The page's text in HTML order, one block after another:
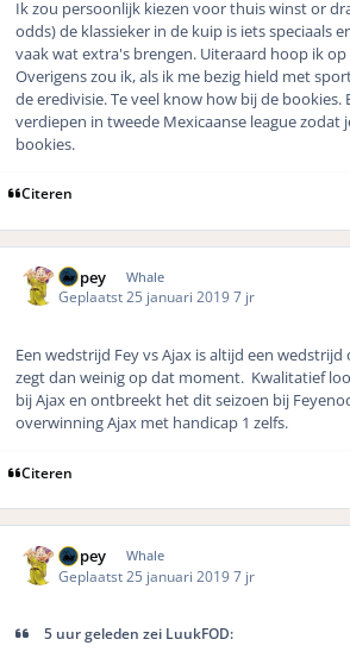
Ik zou persoonlijk kiezen voor thuis winst or
odds) de klassieker in de kuip is iets speciaals
vaak wat extra's brengen. Uiteraard hoop ik
Overigens zou ik, als ik me bezig hield met
de eredivisie. Te veel know how bij de bookies.
verdiepen in tweede Mexicaanse league
bookies.
Citeren
Dopey Whale
Geplaatst 25 januari 20197 jr
Een wedstrijd Fey vs Ajax is altijd een
zegt dan weinig op dat moment. Kwalitatief
bij Ajax en ontbreekt het dit seizoen bij
overwinning Ajax met handicap 1 zelfs.
Citeren
Dopey Whale
Geplaatst 25 januari 20197 jr
5 uur geleden zei LuukFOD: